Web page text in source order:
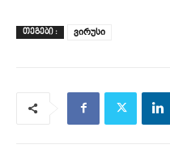
ᲗᲔᲒᲔᲑᲘ : ვირუსი